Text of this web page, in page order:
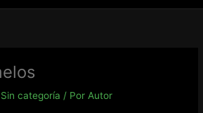
Sin categoría / Por Autor